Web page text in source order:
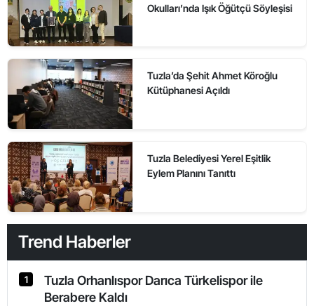
Okulları’nda Işık Öğütçü Söyleşisi
Tuzla’da Şehit Ahmet Köroğlu
Kütüphanesi Açıldı
Tuzla Belediyesi Yerel Eşitlik
Eylem Planını Tanıttı
Trend Haberler
1
Tuzla Orhanlıspor Darıca Türkelispor ile
Berabere Kaldı